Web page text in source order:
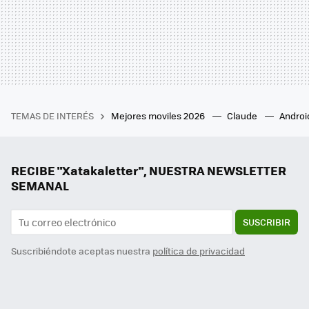
TEMAS DE INTERÉS Mejores moviles 2026 Claude
RECIBE "Xatakaletter", NUESTRA NEWSLETTER
SEMANAL
SUSCRIBIR
Suscribiéndote aceptas nuestra política de privacidad